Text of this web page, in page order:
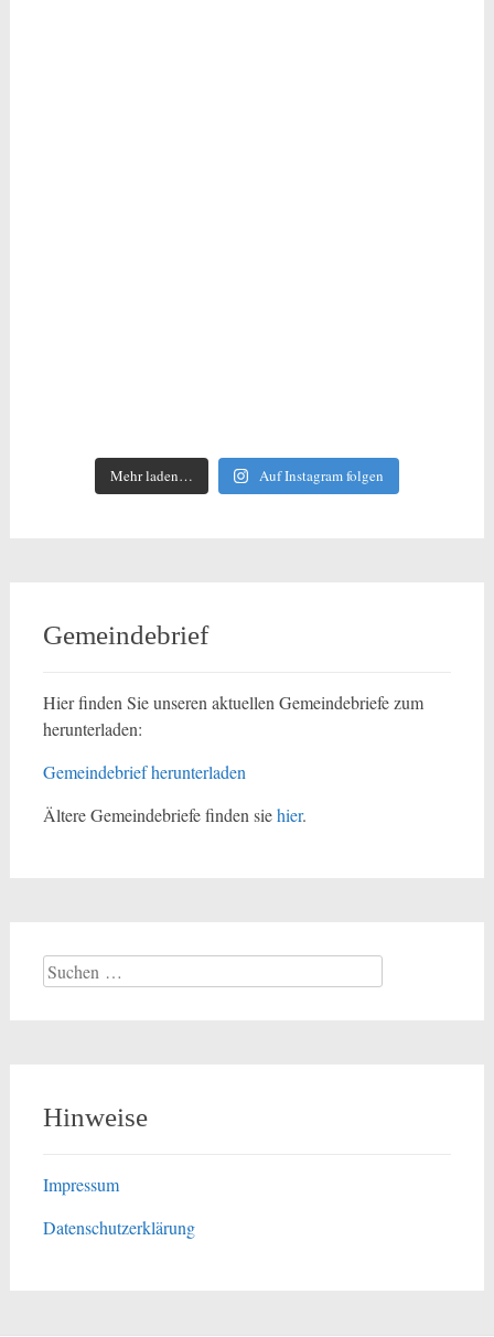
Mehr laden… Auf Instagram folgen
Gemeindebrief
Hier finden Sie unseren aktuellen Gemeindebriefe zum
herunterladen:
Gemeindebrief herunterladen
Ältere Gemeindebriefe finden siehier.
Suchen
nach:
Hinweise
Impressum
Datenschutzerklärung